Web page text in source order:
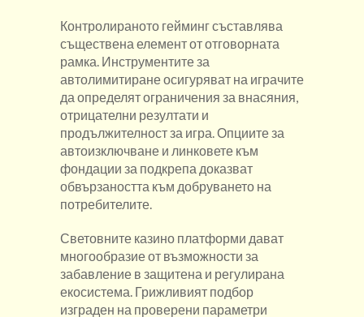
Контролираното гейминг съставлява
съществена елемент от отговорната
рамка. Инструментите за
автолимитиране осигуряват на играчите
да определят ограничения за внасяния,
отрицателни резултати и
продължителност за игра. Опциите за
автоизключване и линковете към
фондации за подкрепа доказват
обвързаността към добруването на
потребителите.
Световните казино платформи дават
многообразие от възможности за
забавление в защитена и регулирана
екосистема. Грижливият подбор
изграден на проверени параметри